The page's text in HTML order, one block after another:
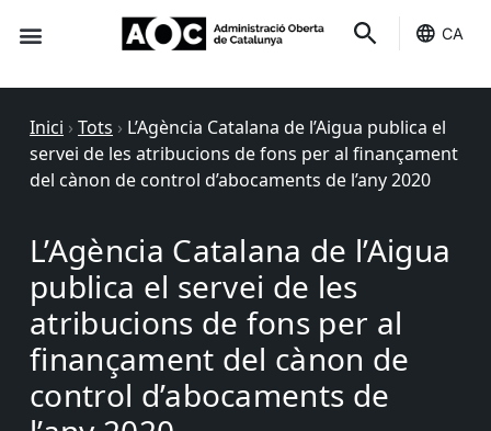
CA
Inici › Tots › L’Agència Catalana de l’Aigua publica el
servei de les atribucions de fons per al finançament
del cànon de control d’abocaments de l’any 2020
L’Agència Catalana de l’Aigua
publica el servei de les
atribucions de fons per al
finançament del cànon de
control d’abocaments de